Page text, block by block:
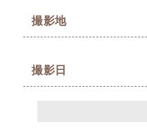
撮影地
撮影日